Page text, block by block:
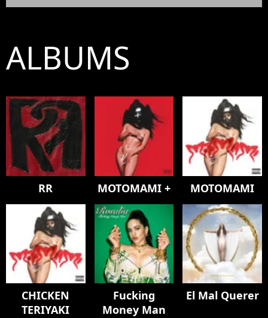
ALBUMS
RR MOTOMAMI + MOTOMAMI
CHICKEN
TERIYAKI
Fucking
Money Man
El Mal Querer